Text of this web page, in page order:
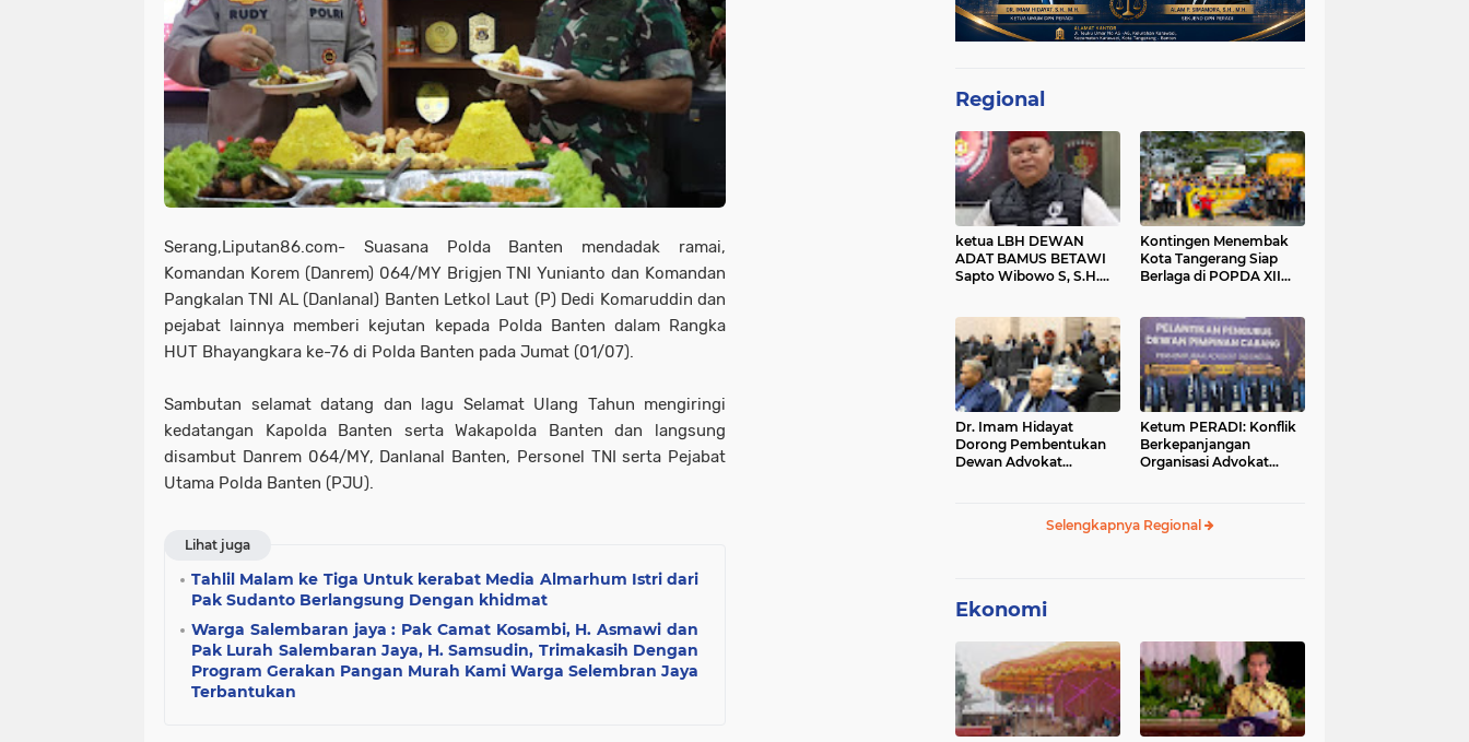
Serang,Liputan86.com- Suasana Polda Banten mendadak ramai,
Komandan Korem (Danrem) 064/MY Brigjen TNI Yunianto dan Komandan
Pangkalan TNI AL (Danlanal) Banten Letkol Laut (P) Dedi Komaruddin dan
pejabat lainnya memberi kejutan kepada Polda Banten dalam Rangka
HUT Bhayangkara ke-76 di Polda Banten pada Jumat (01/07).
Sambutan selamat datang dan lagu Selamat Ulang Tahun mengiringi
kedatangan Kapolda Banten serta Wakapolda Banten dan langsung
disambut Danrem 064/MY, Danlanal Banten, Personel TNI serta Pejabat
Utama Polda Banten (PJU).
Lihat juga
Tahlil Malam ke Tiga Untuk kerabat Media Almarhum Istri dari
Pak Sudanto Berlangsung Dengan khidmat
Warga Salembaran jaya : Pak Camat Kosambi, H. Asmawi dan
Pak Lurah Salembaran Jaya, H. Samsudin, Trimakasih Dengan
Program Gerakan Pangan Murah Kami Warga Selembran Jaya
Terbantukan
Regional
ketua LBH DEWAN
ADAT BAMUS BETAWI
Sapto Wibowo S, S.H.
Statement di Media
Kontingen Menembak
Kota Tangerang Siap
Berlaga di POPDA XII
Dr. Imam Hidayat
Dorong Pembentukan
Dewan Advokat
Ketum PERADI: Konflik
Berkepanjangan
Organisasi Advokat
Selengkapnya Regional
Ekonomi